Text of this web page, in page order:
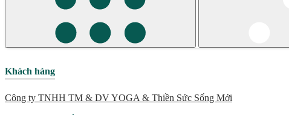
Khách hàng
Công ty TNHH TM & DV YOGA & Thiền Sức Sống Mới